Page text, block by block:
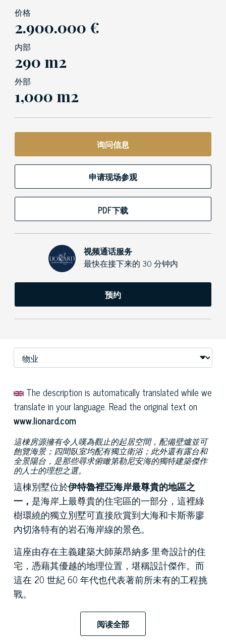
价格
2.900.000 €
内部
290 m2
外部
1,000 m2
询问信息
申请现场参观
PDF下载
视频通话服务
最快在接下来的 30 分钟内
预约
The description is automatically translated while we
translate in your language. Read the original text on
www.lionard.com
這棟房源擁有令人嘆為觀止的起居空間，配備壁爐並可
飽覽海景；四間臥室均配有獨立衛浴；此外還有露台和
全景陽台，是那些尋求俯瞰第勒尼安海的獨特建築傑作
的人士的理想之選。
這棟別墅位於伊特魯裡亞海岸最尊貴的地區之
一， 是海岸上最尊貴的住宅區的一部分，這裡綠
樹環繞的獨立別墅可直接欣賞到大海和卡斯蒂廖
內切洛特有的岩石海岸線的景色。
這座由存在主義建築大師萊昂納多·里奇設計的住
宅，憑藉其優越的地理位置，堪稱設計傑作。而
這在 20 世紀 60 年代也代表著前所未有的工程挑
戰。
這棟建築的設計理念源自於岩石，宛如一個有機
，是對空間活力的頌歌。建築體量大膽，體現
阅读全部